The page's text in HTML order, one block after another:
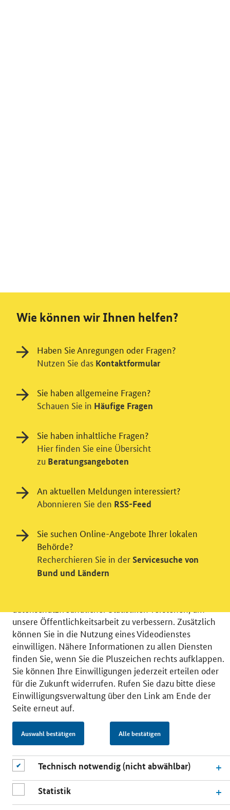
© 2026 Bundesministerium für Wirtschaft und Energie
RSS
Benutzerhinweise
Inhaltsverzeichnis
Impressum
Barrierefreiheit
Datenschutz
Einwilligungsverwaltung
Einwilligung in Tracking und / oder
Videodienst
Wir bitten Sie an dieser Stelle um Ihre Einwilligung für
unsere Öffentlichkeitsarbeit zu verbessern. Zusätzlich
können Sie in die Nutzung eines Videodienstes
einwilligen. Nähere Informationen zu allen Diensten
finden Sie, wenn Sie die Pluszeichen rechts aufklappen.
Sie können Ihre Einwilligungen jederzeit erteilen oder
für die Zukunft widerrufen. Rufen Sie dazu bitte diese
Einwilligungsverwaltung über den Link am Ende der
Seite erneut auf.
Auswahl bestätigen Alle bestätigen
Technisch notwendig (nicht abwählbar)
Statistik
Wie können wir Ihnen helfen?
Haben Sie Anregungen oder Fragen?
Nutzen Sie das Kontaktformular
Sie haben allgemeine Fragen?
Schauen Sie in Häufige Fragen
Sie haben inhaltliche Fragen?
Hier finden Sie eine Übersicht
zu Beratungsangeboten
An aktuellen Meldungen interessiert?
Abonnieren Sie den RSS-Feed
Sie suchen Online-Angebote Ihrer lokalen
Behörde?
Recherchieren Sie in der Servicesuche von
Bund und Ländern